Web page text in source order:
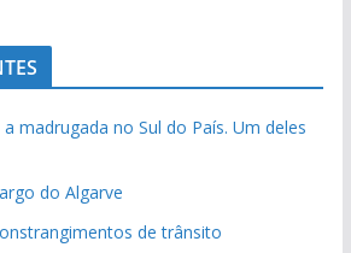
madrugada no Sul do País. Um deles
do Algarve
de trânsito